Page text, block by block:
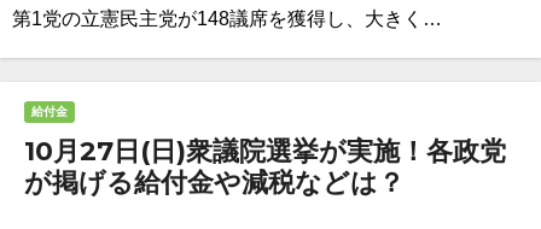
第1党の立憲民主党が148議席を獲得し、大きく…
給付金
10月27日(日)衆議院選挙が実施！各政党
が掲げる給付金や減税などは？